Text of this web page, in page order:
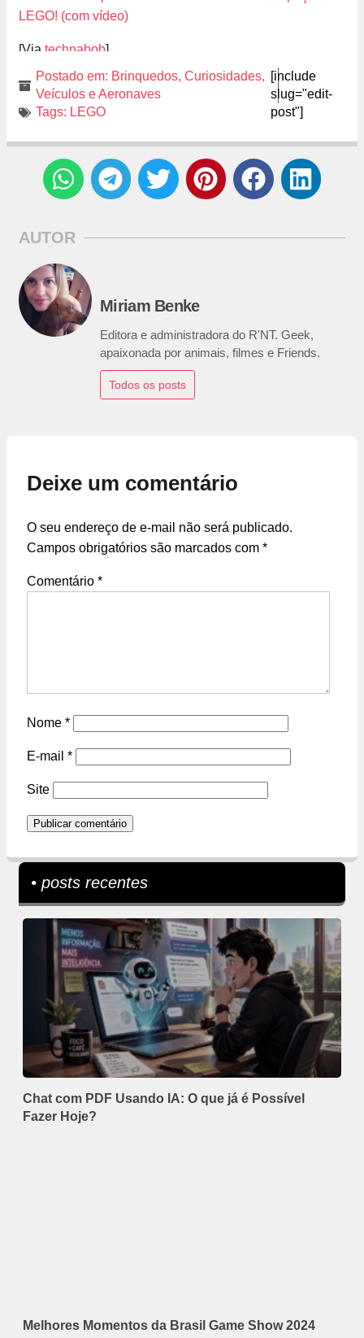
[Via technabob]
Postado em: Brinquedos, Curiosidades,
Veículos e Aeronaves
Tags: LEGO
[include
slug="edit-
post"]
AUTOR
Miriam Benke
Editora e administradora do R'NT. Geek,
apaixonada por animais, filmes e Friends.
Todos os posts
Deixe um comentário
O seu endereço de e-mail não será publicado.
Campos obrigatórios são marcados com *
Comentário *
Nome *
E-mail *
Site
• posts recentes
Chat com PDF Usando IA: O que já é Possível
Fazer Hoje?
Melhores Momentos da Brasil Game Show 2024